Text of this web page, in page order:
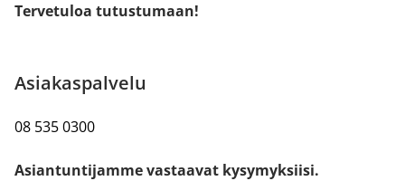
Tervetuloa tutustumaan!
Asiakaspalvelu
08 535 0300
Asiantuntijamme vastaavat kysymyksiisi.